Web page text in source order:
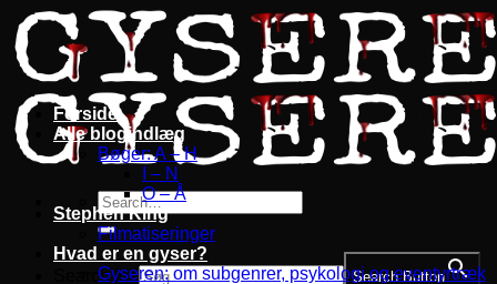
Fortsæt
til
indhold
Search for: Search Button
Forside
Alle blogindlæg
Bøger: A – H
I – N
O – Å
Stephen King
Filmatiseringer
Hvad er en gyser?
Gyseren: om subgenrer, psykologi og eventyrtræk